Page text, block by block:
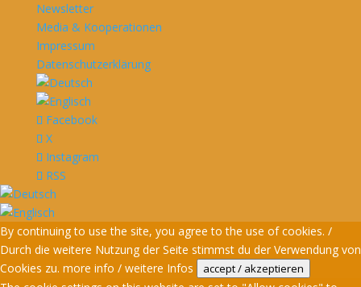
Newsletter
Media & Kooperationen
Impressum
Datenschutzerklärung
Facebook
X
Instagram
RSS
By continuing to use the site, you agree to the use of cookies. /
Durch die weitere Nutzung der Seite stimmst du der Verwendung von
Cookies zu. more info / weitere Infos accept / akzeptieren